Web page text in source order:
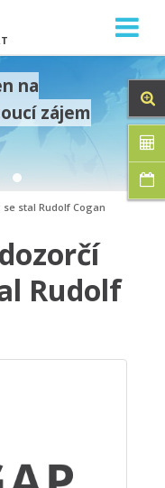
na
zájem
se stal Rudolf Cogan
Rudolf